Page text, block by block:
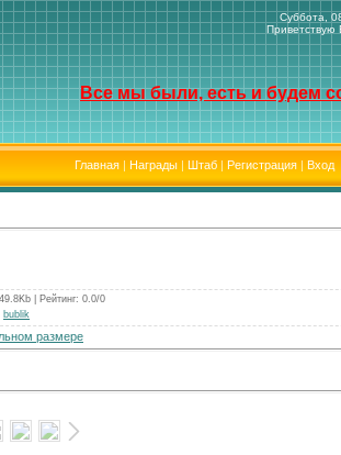
Суббота,
Приветствую
Все мы были, есть и будем
Главная| Награды| Штаб| Регистрация| Вход
| Рейтинг: 0.0/0
bublik
размере